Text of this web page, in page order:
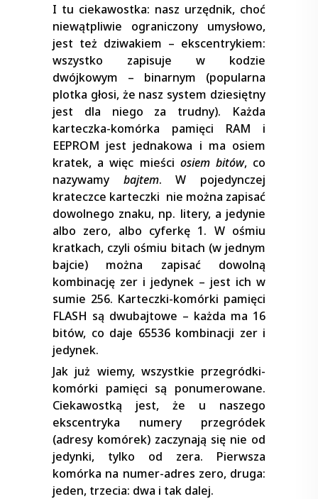
I tu ciekawostka: nasz urzędnik, choć
niewątpliwie ograniczony umysłowo,
jest też dziwakiem – ekscentrykiem:
wszystko zapisuje w kodzie
dwójkowym – binarnym (popularna
plotka głosi, że nasz system dziesiętny
jest dla niego za trudny). Każda
karteczka-komórka pamięci RAM i
EEPROM jest jednakowa i ma osiem
kratek, a więc mieści osiem bitów, co
nazywamy bajtem. W pojedynczej
krateczce karteczki nie można zapisać
dowolnego znaku, np. litery, a jedynie
albo zero, albo cyferkę 1. W ośmiu
kratkach, czyli ośmiu bitach (w jednym
bajcie) można zapisać dowolną
kombinację zer i jedynek – jest ich w
sumie 256. Karteczki-komórki pamięci
FLASH są dwubajtowe – każda ma 16
bitów, co daje 65536 kombinacji zer i
jedynek.
Jak już wiemy, wszystkie przegródki-
komórki pamięci są ponumerowane.
Ciekawostką jest, że u naszego
ekscentryka numery przegródek
(adresy komórek) zaczynają się nie od
jedynki, tylko od zera. Pierwsza
komórka na numer-adres zero, druga:
jeden, trzecia: dwa i tak dalej.